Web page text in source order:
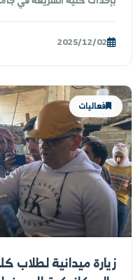
الفرات
كلية الشريعة في جامعة
2025/12/02
فعاليات